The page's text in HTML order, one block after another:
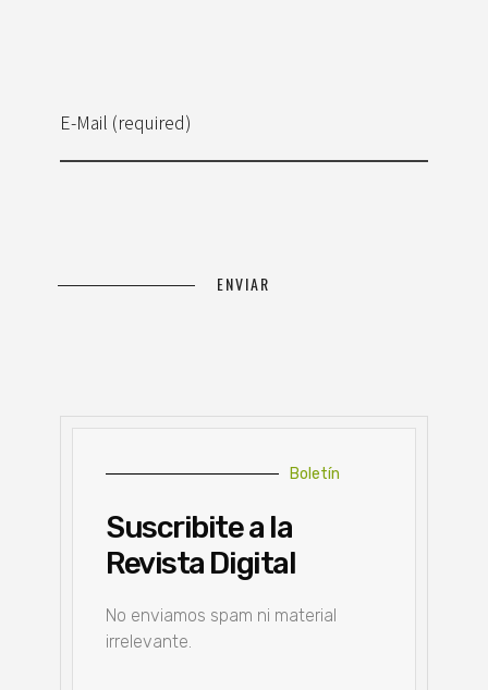
E-Mail (required)
Boletín
Suscribite a la
Revista Digital
No enviamos spam ni material
irrelevante.